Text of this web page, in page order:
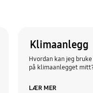
Klimaanlegg
Hvordan kan jeg
på klimaanlegget
LÆR MER